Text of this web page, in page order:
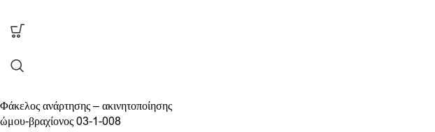
Φάκελος ανάρτησης – ακινητοποίησης
ώμου-βραχίονος 03-1-008